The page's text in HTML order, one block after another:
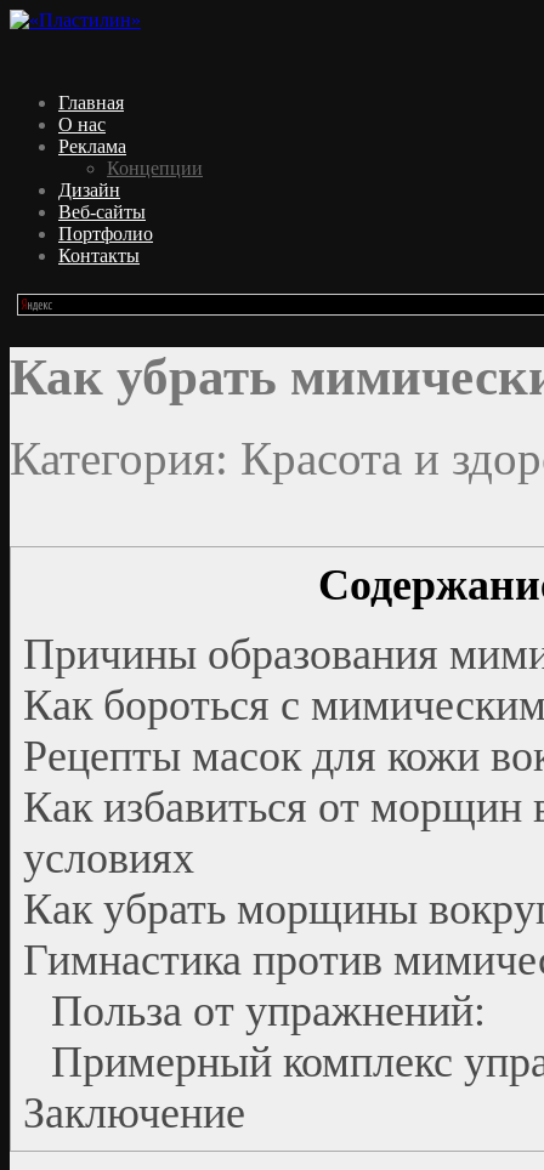
Главная
О нас
Реклама
Концепции
Дизайн
Веб-сайты
Портфолио
Контакты
Как убрать
Категория: Красота и
Причины образования
Как бороться с
Рецепты масок для кожи
Как избавиться от морщин
условиях
Как убрать морщины
Гимнастика против
Польза от упражнений:
Примерный комплекс
Заключение